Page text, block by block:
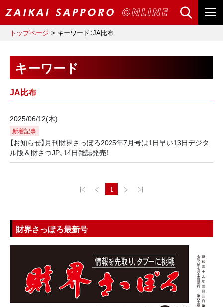
トップページ キーワード：JA比布
キーワード
JA比布
2025/06/12(木)
新着記事
【お知らせ】月刊財界さっぽろ2025年7月号は1日早い13日デジタ
ル版＆財さつJP、14日雑誌発売！
1
財界さっぽろ最新号